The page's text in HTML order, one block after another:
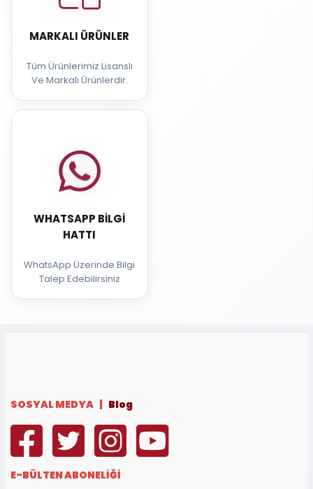
MARKALI ÜRÜNLER
Tüm Ürünlerimiz Lisanslı
Ve Markalı Ürünlerdir.
WHATSAPP BILGI
HATTI
WhatsApp Üzerinde Bilgi
Talep Edebilirsiniz
SOSYAL MEDYA | Blog
E-BÜLTEN ABONELİĞİ